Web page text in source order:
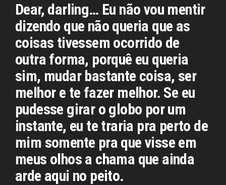
Dear, darling… Eu não vou mentir
dizendo que não queria que as
coisas tivessem ocorrido de
outra forma, porquê eu queria
sim, mudar bastante coisa, ser
melhor e te fazer melhor. Se eu
pudesse girar o globo por um
instante, eu te traria pra perto de
mim somente pra que visse em
meus olhos a chama que ainda
arde aqui no peito.